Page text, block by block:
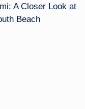
A Closer Look at
Beach